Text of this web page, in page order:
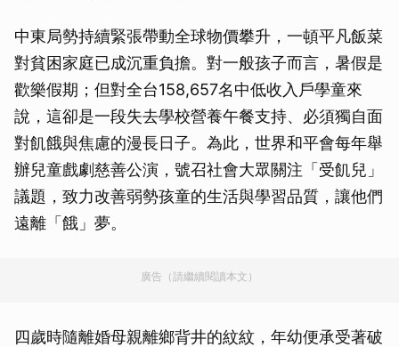
中東局勢持續緊張帶動全球物價攀升，一頓平凡飯菜
對貧困家庭已成沉重負擔。對一般孩子而言，暑假是
歡樂假期；但對全台158,657名中低收入戶學童來
說，這卻是一段失去學校營養午餐支持、必須獨自面
對飢餓與焦慮的漫長日子。為此，世界和平會每年舉
辦兒童戲劇慈善公演，號召社會大眾關注「受飢兒」
議題，致力改善弱勢孩童的生活與學習品質，讓他們
遠離「餓」夢。
廣告（請繼續閱讀本文）
四歲時隨離婚母親離鄉背井的紋紋，年幼便承受著破